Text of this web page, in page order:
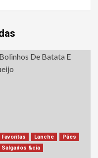
Favoritas Lanche
Pães
Salgados &cia